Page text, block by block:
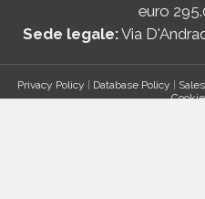
euro
Sede legale:Via
Privacy Policy | Database Policy |